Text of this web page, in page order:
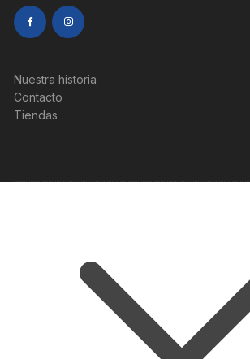
Nuestra historia
Contacto
Tiendas